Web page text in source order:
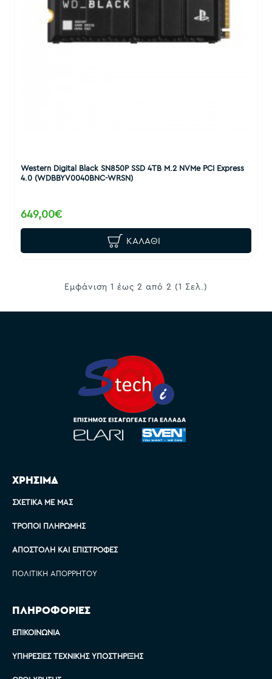
Western Digital Black SN850P SSD 4TB M.2 NVMe PCI Express
4.0 (WDBBYV0040BNC-WRSN)
649,00€
ΚΑΛΆΘΙ
Εμφάνιση 1 έως 2 από 2 (1 Σελ.)
ΧΡΗΣΙΜΑ
ΣΧΕΤΙΚΆ ΜΕ ΜΑΣ
ΤΡΌΠΟΙ ΠΛΗΡΩΜΉΣ
ΑΠΟΣΤΟΛΉ ΚΑΙ ΕΠΙΣΤΡΟΦΈΣ
ΠΟΛΙΤΙΚΉ ΑΠΟΡΡΉΤΟΥ
ΠΛΗΡΟΦΟΡΙΕΣ
ΕΠΙΚΟΙΝΩΝΊΑ
ΥΠΗΡΕΣΊΕΣ ΤΕΧΝΙΚΉΣ ΥΠΟΣΤΉΡΙΞΗΣ